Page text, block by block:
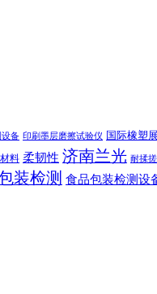
设备 印刷墨层磨擦试验仪 国际橡塑展
料 柔韧性 济南兰光 耐揉
装检测 食品包装检测设